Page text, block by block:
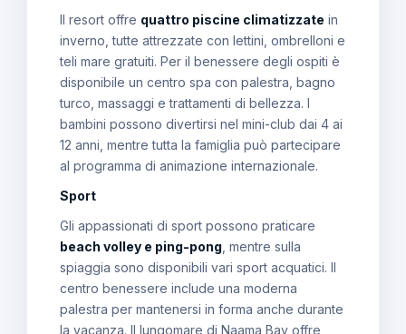
Il resort offre quattro piscine climatizzate in
inverno, tutte attrezzate con lettini, ombrelloni e
teli mare gratuiti. Per il benessere degli ospiti è
disponibile un centro spa con palestra, bagno
turco, massaggi e trattamenti di bellezza. I
bambini possono divertirsi nel mini-club dai 4 ai
12 anni, mentre tutta la famiglia può partecipare
al programma di animazione internazionale.
Sport
Gli appassionati di sport possono praticare
beach volley e ping-pong , mentre sulla
spiaggia sono disponibili vari sport acquatici. Il
centro benessere include una moderna
palestra per mantenersi in forma anche durante
la vacanza. Il lungomare di Naama Bay offre